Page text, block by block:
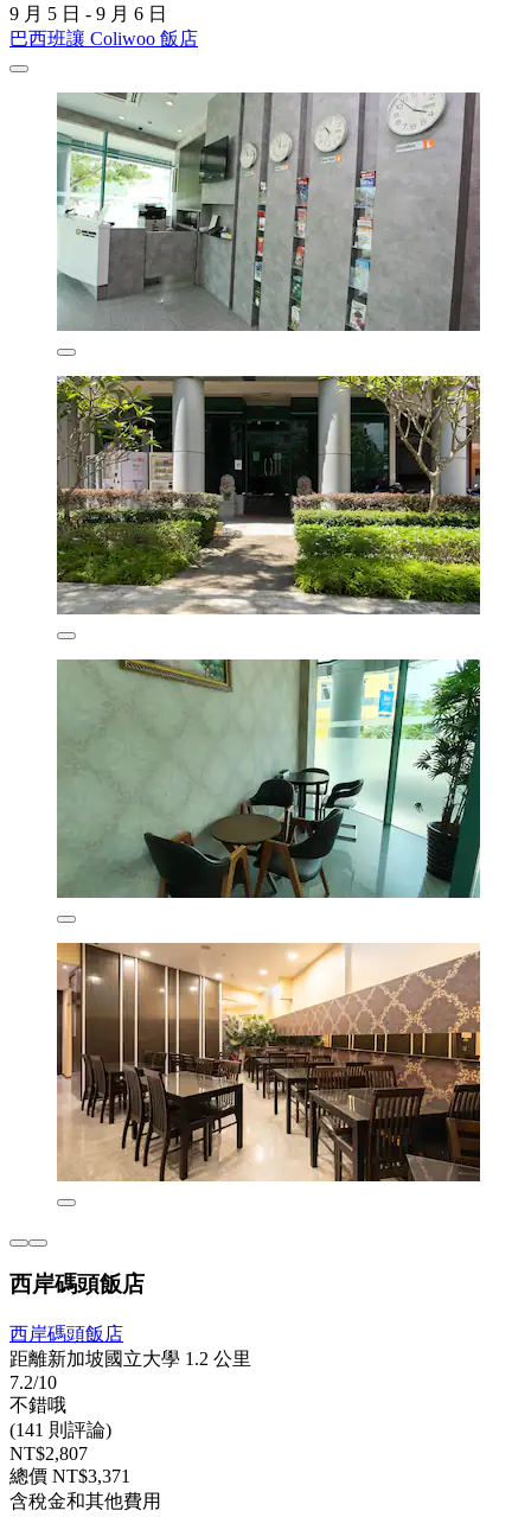
9 月 5 日 - 9 月 6 日
巴西班讓 Coliwoo 飯店
西岸碼頭飯店
西岸碼頭飯店
距離新加坡國立大學 1.2 公里
7.2/10
不錯哦
(141 則評論)
NT$2,807
總價 NT$3,371
含稅金和其他費用